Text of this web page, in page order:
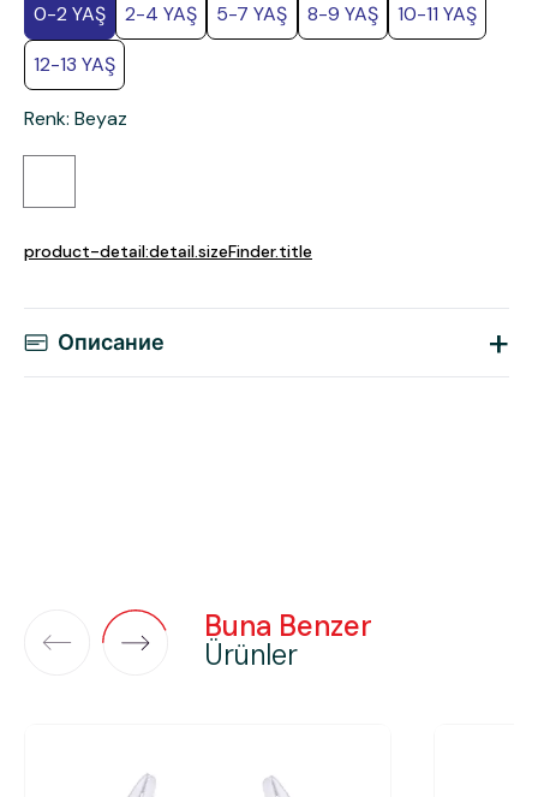
0-2 YAŞ 2-4 YAŞ 5-7 YAŞ 8-9 YAŞ
10-11 YAŞ
12-13 YAŞ
Renk: Beyaz
product-detail:detail.sizeFinder.title
Описание +
Buna Benzer
Ürünler